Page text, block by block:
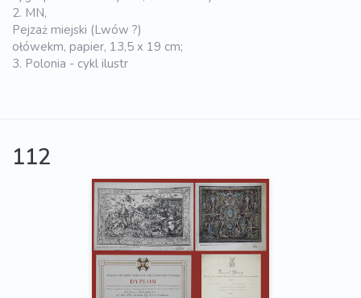
2. MN,
Pejzaż miejski (Lwów ?)
ołówekm, papier, 13,5 x 19 cm;
3. Polonia - cykl ilustr
112